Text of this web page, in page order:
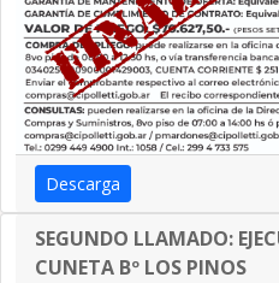
Descarga
SEGUNDO LLAMADO:
CUNETA Bº LOS PINOS